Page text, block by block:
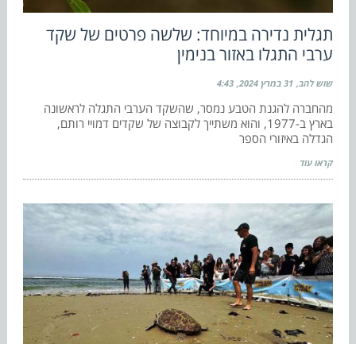
‏‏תגלית נדירה במיוחד: שלשה פרטים של שקד
ערבי התגלו באזור בנימין
שוש להב 31 במרץ 2024 4:43
מהחברה להגנת הטבע נמסר, שהשקד הערבי התגלה לראשונה
בארץ ב-1977, והוא משתייך לקבוצה של שקדים דמויי רותם,
הגדלה באיזורי הספר
קראו עוד